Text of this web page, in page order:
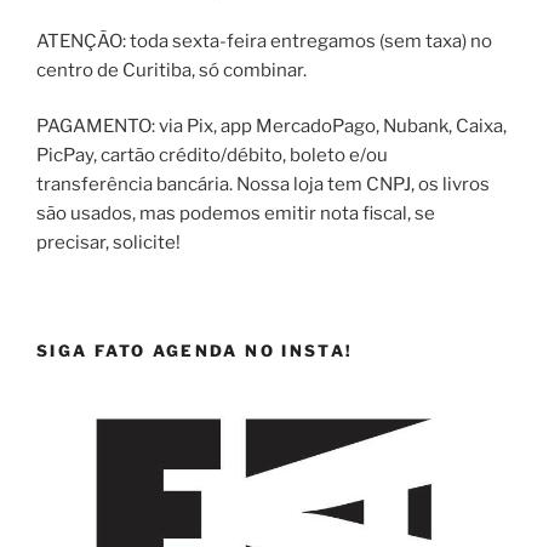
ATENÇÃO: toda sexta-feira entregamos (sem taxa) no
centro de Curitiba, só combinar.
PAGAMENTO: via Pix, app MercadoPago, Nubank, Caixa,
PicPay, cartão crédito/débito, boleto e/ou
transferência bancária. Nossa loja tem CNPJ, os livros
são usados, mas podemos emitir nota fiscal, se
precisar, solicite!
SIGA FATO AGENDA NO INSTA!